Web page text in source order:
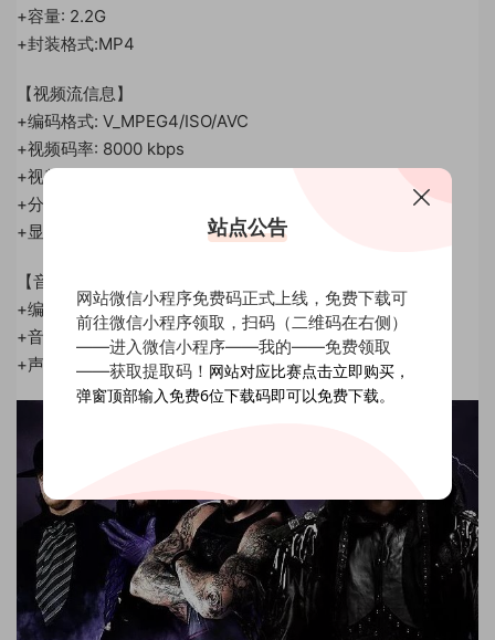
+容量: 2.2G
+封装格式:MP4
【视频流信息】
+编码格式: V_MPEG4/ISO/AVC
+视频码率: 8000 kbps
+视频帧率：50 fps
+分 辨 率: 1920 x 1080
+显示比率: 1.778
【音频流信息】
+编码格式: MPAL3
+音频码率: 320 kbps
+声 道 数: 2 channel
站点公告
网站微信小程序免费码正式上线，免费下载可
前往微信小程序领取，扫码（二维码在右侧）
——进入微信小程序——我的——免费领取
——获取提取码！ 网站对应比赛点击立即购买，
弹窗顶部输入免费6位下载码即可以免费下载。